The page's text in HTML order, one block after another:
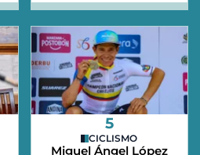
5
CICLISMO
Miguel Ángel López